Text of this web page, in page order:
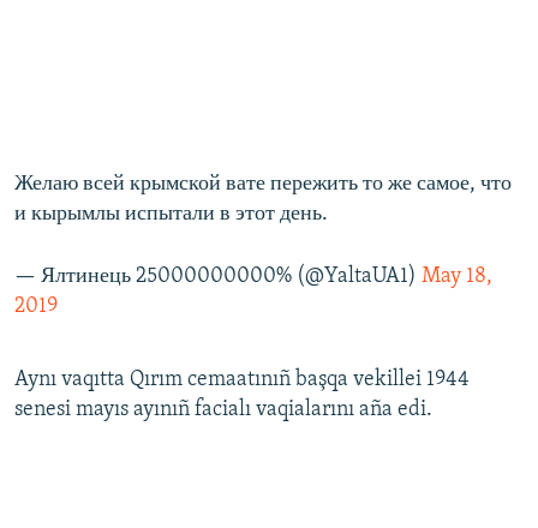
Желаю всей крымской вате пережить то же самое, что
и кырымлы испытали в этот день.
— Ялтинець 25000000000% (@YaltaUA1) May 18,
2019
Aynı vaqıtta Qırım cemaatınıñ başqa vekillei 1944
senesi mayıs ayınıñ facialı vaqialarını aña edi.